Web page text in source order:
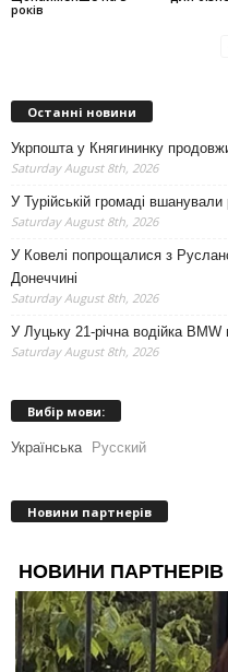
років
Останні новини
Укрпошта у Княгининку
Saturday August 8th, 2026
У Турійській громаді
Saturday August 8th, 2026
У Ковелі попрощалися з
Донеччині
Saturday August 8th, 2026
У Луцьку 21-річна водійка BMW
Saturday August 8th, 2026
Вибір мови:
Українська Русский
Новини партнерів